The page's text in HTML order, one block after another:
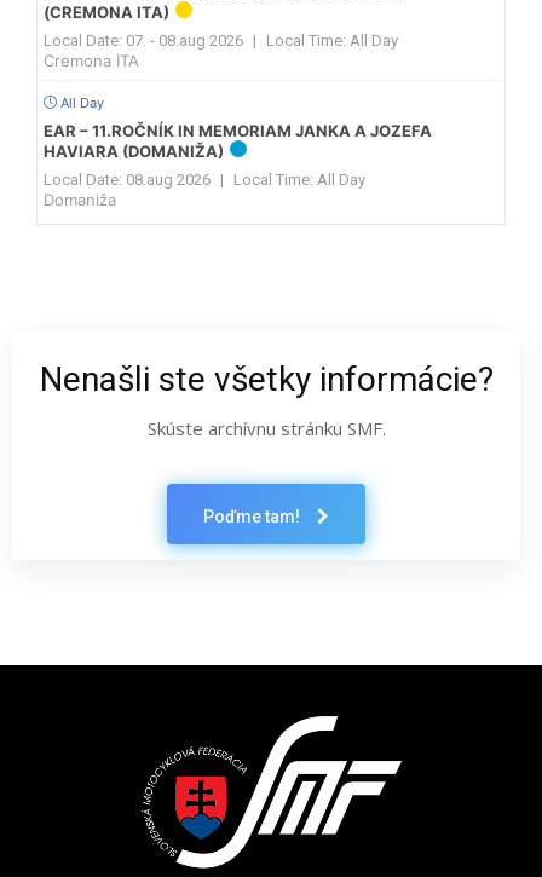
(CREMONA ITA)
Local Date: 07. - 08.aug 2026 | Local Time: All Day
Cremona ITA
All Day
EAR – 11.ROČNÍK IN MEMORIAM JANKA A JOZEFA
HAVIARA (DOMANIŽA)
Local Date: 08.aug 2026 | Local Time: All Day
Domaniža
Nenašli ste všetky informácie?
Skúste archívnu stránku SMF.
Poďme tam!